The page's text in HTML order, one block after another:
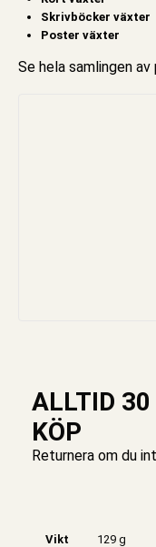
Skrivböcker växter
Poster växter
Se hela samlingen
ALLTID 30
KÖP
Returnera om du
Vikt
129 g